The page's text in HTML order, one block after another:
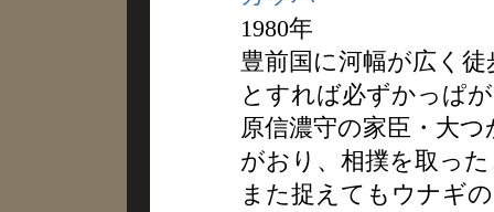
1980年
豊前国に河幅が広く
とすれば必ずかっぱ
原信濃守の家臣・大
がおり、相撲を取っ
また捉えてもウナギ